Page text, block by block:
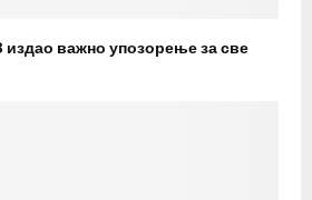
важно упозорење за све